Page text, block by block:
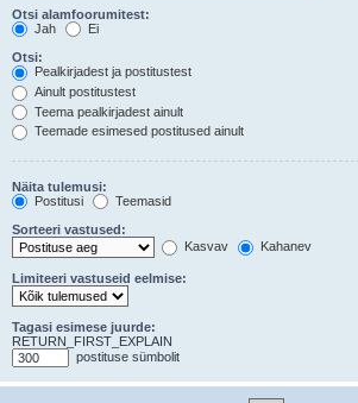
Otsi alamfoorumitest:
Jah
Ei
Otsi:
Pealkirjadest ja postitustest
Ainult postitustest
Teema pealkirjadest ainult
Teemade esimesed postitused ainult
Näita tulemusi:
Postitusi
Teemasid
Sorteeri vastused:
Kasvav
Kahanev
Limiteeri vastuseid eelmise:
Tagasi esimese juurde:
RETURN_FIRST_EXPLAIN
postituse sümbolit